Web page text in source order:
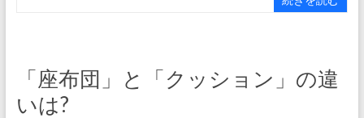
「座布団」と「クッション」の違
いは?